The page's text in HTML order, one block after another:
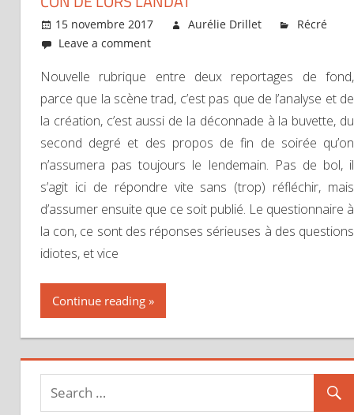
15 novembre 2017 Aurélie Drillet
Récré
Leave a comment
Nouvelle rubrique entre deux reportages de fond,
parce que la scène trad, c’est pas que de l’analyse et de
la création, c’est aussi de la déconnade à la buvette, du
second degré et des propos de fin de soirée qu’on
n’assumera pas toujours le lendemain. Pas de bol, il
s’agit ici de répondre vite sans (trop) réfléchir, mais
d’assumer ensuite que ce soit publié. Le questionnaire à
la con, ce sont des réponses sérieuses à des questions
idiotes, et vice
Continue reading